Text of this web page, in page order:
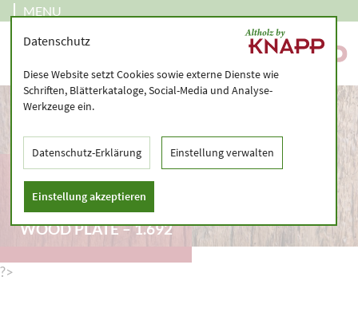
MENU
711.112.94 – ZULAGE
FEINSCHLEIFEN –
MASSIVE LAMINATED
WOOD PLATE – 1.692
?>
Datenschutz
Diese Website setzt Cookies sowie externe Dienste wie
Schriften, Blätterkataloge, Social-Media und Analyse-
Werkzeuge ein.
Datenschutz-Erklärung Einstellung verwalten
Einstellung akzeptieren